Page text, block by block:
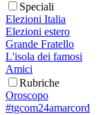
Speciali
Elezioni Italia
Elezioni estero
Grande Fratello
L'isola dei famosi
Amici
Rubriche
Oroscopo
#tgcom24amarcord